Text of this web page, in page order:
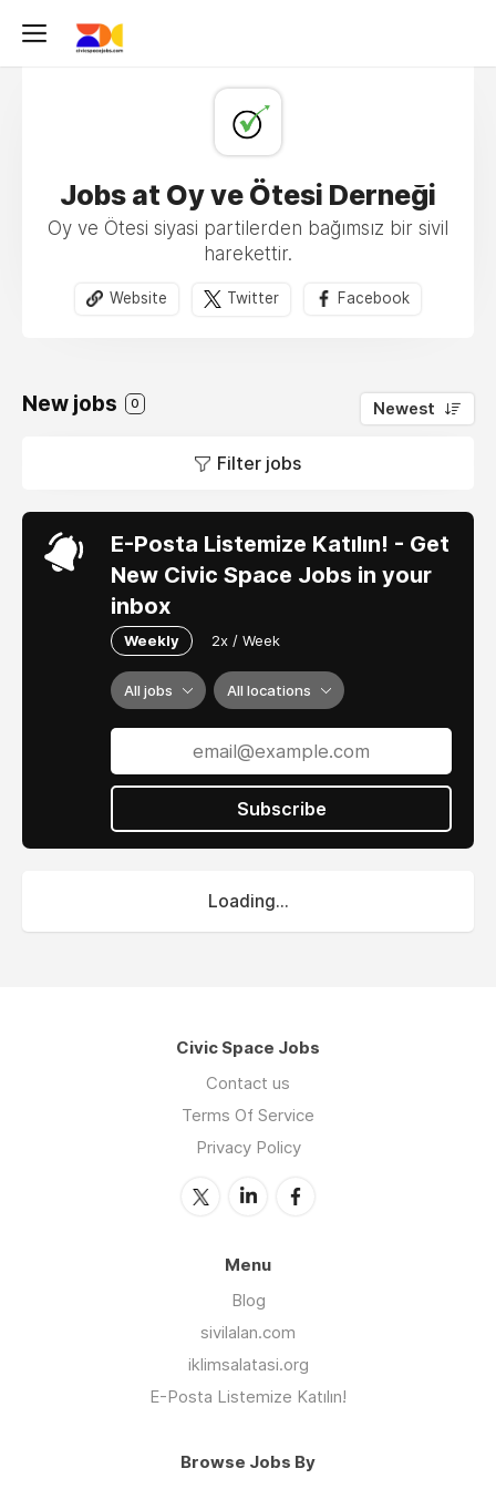
Jobs at Oy ve Ötesi Derneği
Oy ve Ötesi siyasi partilerden bağımsız bir sivil
harekettir.
Website Twitter Facebook
New jobs 0 Newest
Filter jobs
E-Posta Listemize Katılın! - Get
New Civic Space Jobs in your
inbox
Weekly 2x / Week
All jobs All locations
Subscribe
Loading...
Civic Space Jobs
Contact us
Terms Of Service
Privacy Policy
Menu
Blog
sivilalan.com
iklimsalatasi.org
E-Posta Listemize Katılın!
Browse Jobs By